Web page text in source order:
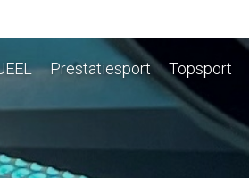
Prestatiesport Topsport